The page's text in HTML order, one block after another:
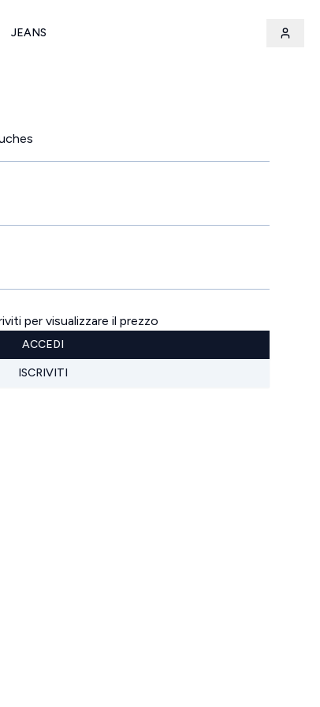
JEANS
per visualizzare il prezzo
ACCEDI
ISCRIVITI